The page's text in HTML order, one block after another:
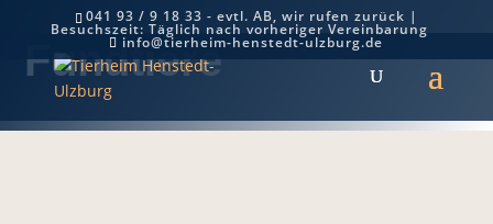
041 93 / 9 18 33 - evtl. AB, wir rufen zurück |
Besuchszeit: Täglich nach vorheriger Vereinbarung
info@tierheim-henstedt-ulzburg.de
Fundtiere